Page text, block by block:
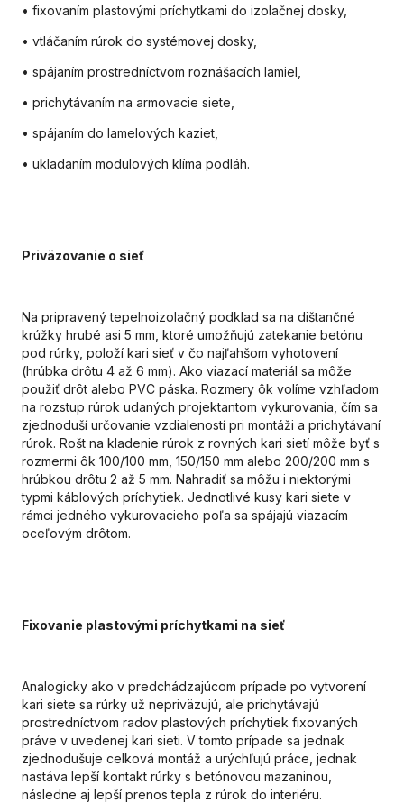
• fixovaním plastovými príchytkami do izolačnej dosky,
• vtláčaním rúrok do systémovej dosky,
• spájaním prostredníctvom roznášacích lamiel,
• prichytávaním na armovacie siete,
• spájaním do lamelových kaziet,
• ukladaním modulových klíma podláh.
Priväzovanie o sieť
Na pripravený tepelnoizolačný podklad sa na dištančné
krúžky hrubé asi 5 mm, ktoré umožňujú zatekanie betónu
pod rúrky, položí kari sieť v čo najľahšom vyhotovení
(hrúbka drôtu 4 až 6 mm). Ako viazací materiál sa môže
použiť drôt alebo PVC páska. Rozmery ôk volíme vzhľadom
na rozstup rúrok udaných projektantom vykurovania, čím sa
zjednoduší určovanie vzdialeností pri montáži a prichytávaní
rúrok. Rošt na kladenie rúrok z rovných kari sietí môže byť s
rozmermi ôk 100/100 mm, 150/150 mm alebo 200/200 mm s
hrúbkou drôtu 2 až 5 mm. Nahradiť sa môžu i niektorými
typmi káblových príchytiek. Jednotlivé kusy kari siete v
rámci jedného vykurovacieho poľa sa spájajú viazacím
oceľovým drôtom.
Fixovanie plastovými príchytkami na sieť
Analogicky ako v predchádzajúcom prípade po vytvorení
kari siete sa rúrky už nepriväzujú, ale prichytávajú
prostredníctvom radov plastových príchytiek fixovaných
práve v uvedenej kari sieti. V tomto prípade sa jednak
zjednodušuje celková montáž a urýchľujú práce, jednak
nastáva lepší kontakt rúrky s betónovou mazaninou,
následne aj lepší prenos tepla z rúrok do interiéru.